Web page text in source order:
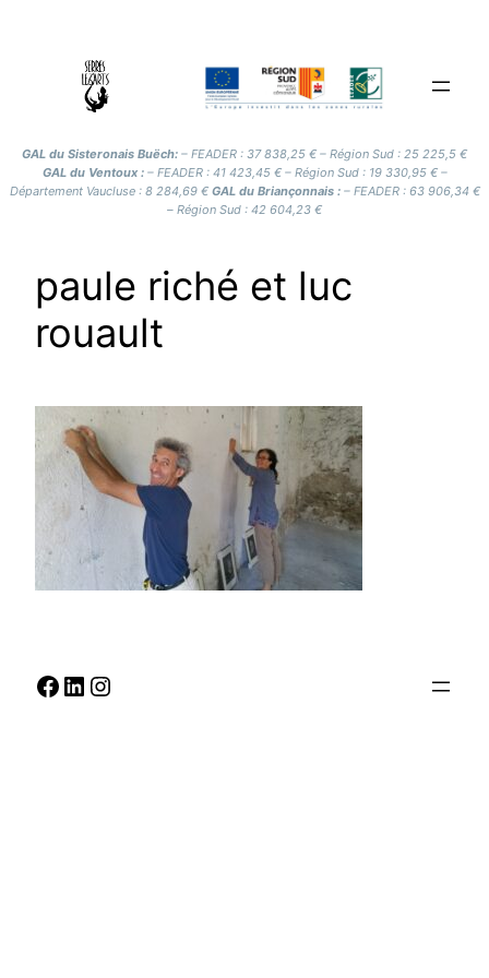
GAL du Sisteronais Buëch: – FEADER : 37 838,25 € – Région Sud : 25 225,5 €
GAL du Ventoux :– FEADER : 41 423,45 € – Région Sud : 19 330,95 € –
Département Vaucluse : 8 284,69 € GAL du Briançonnais :– FEADER : 63 906,34 €
– Région Sud : 42 604,23 €
paule riché et luc
rouault
Facebook
LinkedIn
Instagram